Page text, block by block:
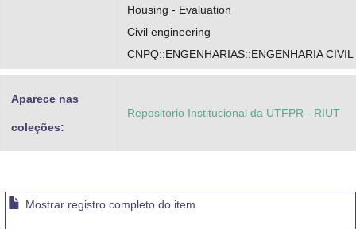
Housing - Evaluation
Civil engineering
CNPQ::ENGENHARIAS::ENGENHARIA CIVIL
Aparece nas
coleções:
Repositorio Institucional da UTFPR - RIUT
Mostrar registro completo do item